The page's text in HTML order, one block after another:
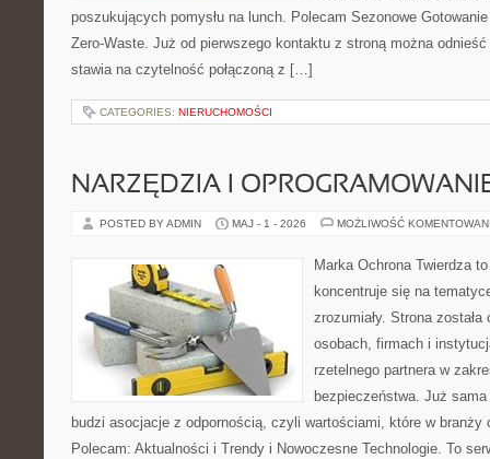
poszukujących pomysłu na lunch. Polecam Sezonowe
Zero-Waste. Już od pierwszego kontaktu z stroną można
stawia na czytelność połączoną z […]
CATEGORIES: NIERUCHOMOŚCI
NARZĘDZIA I
POSTED BY ADMIN MAJ - 1 - 2026 MOŻLIWOŚĆ
Marka Ochrona Twierdza
koncentruje się na
zrozumiały. Strona
osobach, firmach i
rzetelnego partnera w
bezpieczeństwa. Już
budzi asocjacje z odpornością, czyli wartościami, które w branży
Polecam: Aktualności i Trendy i Nowoczesne Technologie. To